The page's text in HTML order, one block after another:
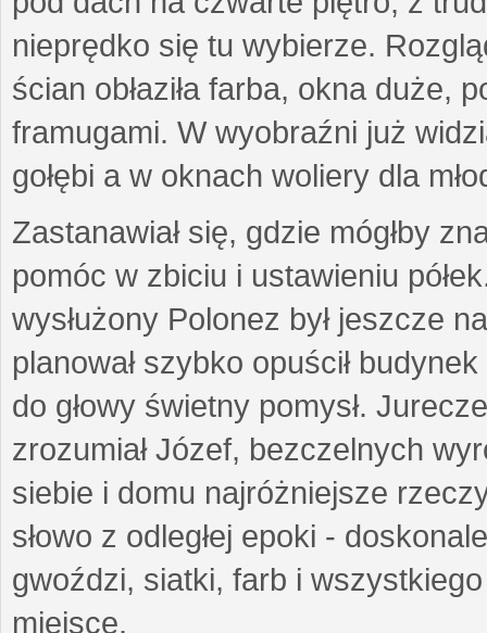
nieprędko się tu wybierze.
ścian obłaziła farba, okna duże,
framugami. W wyobraźni już
gołębi a w oknach woliery dla
Zastanawiał się, gdzie mógłby
pomóc w zbiciu i ustawieniu
wysłużony Polonez był jeszcze
planował szybko opuścił
do głowy świetny pomysł.
zrozumiał Józef, bezczelnych
siebie i domu najróżniejsze
słowo z odległej epoki -
gwoździ, siatki, farb i
miejsce.